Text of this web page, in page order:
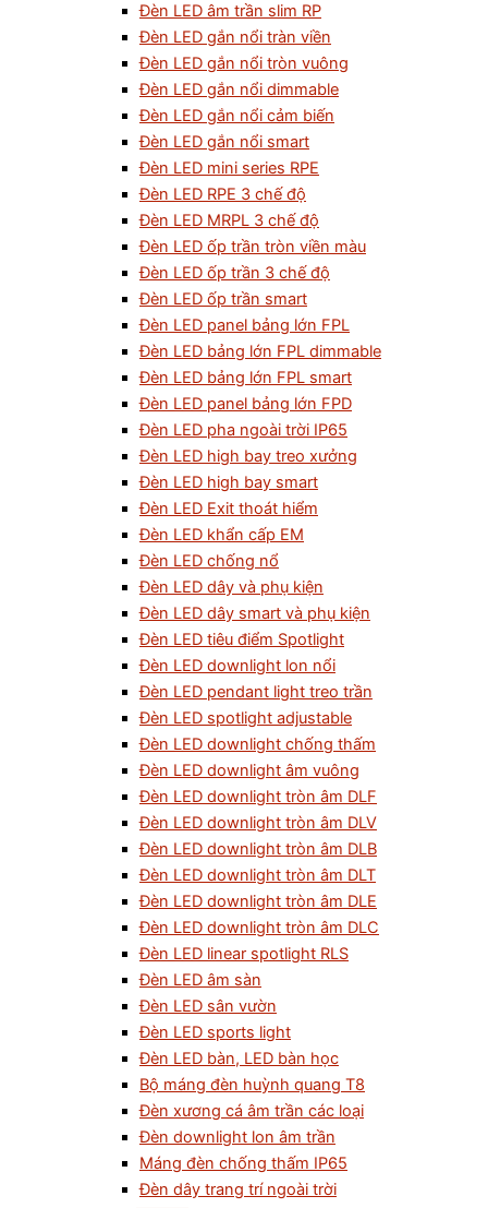
Đèn LED âm trần slim RP
Đèn LED gắn nổi tràn viền
Đèn LED gắn nổi tròn vuông
Đèn LED gắn nổi dimmable
Đèn LED gắn nổi cảm biến
Đèn LED gắn nổi smart
Đèn LED mini series RPE
Đèn LED RPE 3 chế độ
Đèn LED MRPL 3 chế độ
Đèn LED ốp trần tròn viền màu
Đèn LED ốp trần 3 chế độ
Đèn LED ốp trần smart
Đèn LED panel bảng lớn FPL
Đèn LED bảng lớn FPL dimmable
Đèn LED bảng lớn FPL smart
Đèn LED panel bảng lớn FPD
Đèn LED pha ngoài trời IP65
Đèn LED high bay treo xưởng
Đèn LED high bay smart
Đèn LED Exit thoát hiểm
Đèn LED khẩn cấp EM
Đèn LED chống nổ
Đèn LED dây và phụ kiện
Đèn LED dây smart và phụ kiện
Đèn LED tiêu điểm Spotlight
Đèn LED downlight lon nổi
Đèn LED pendant light treo trần
Đèn LED spotlight adjustable
Đèn LED downlight chống thấm
Đèn LED downlight âm vuông
Đèn LED downlight tròn âm DLF
Đèn LED downlight tròn âm DLV
Đèn LED downlight tròn âm DLB
Đèn LED downlight tròn âm DLT
Đèn LED downlight tròn âm DLE
Đèn LED downlight tròn âm DLC
Đèn LED linear spotlight RLS
Đèn LED âm sàn
Đèn LED sân vườn
Đèn LED sports light
Đèn LED bàn, LED bàn học
Bộ máng đèn huỳnh quang T8
Đèn xương cá âm trần các loại
Đèn downlight lon âm trần
Máng đèn chống thấm IP65
Đèn dây trang trí ngoài trời